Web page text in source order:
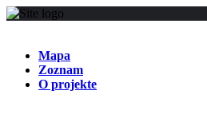
Mapa
Zoznam
O projekte